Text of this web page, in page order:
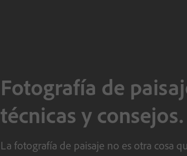
Fotografía de
técnicas y consejos.
La fotografía de paisaje no es otra cosa